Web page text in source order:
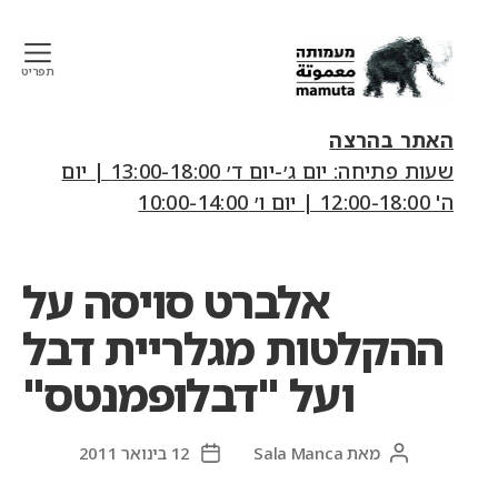
art
&
research
center
תפריט
האתר בהרצה
שעות פתיחה: יום ג׳-יום ד׳ 13:00-18:00 | יום
ה' 12:00-18:00 | יום ו׳ 10:00-14:00
אלברט סויסה על
ההקלטות מגלריית דבל
ועל "דבלופמנטס"
המחבר
מאת Sala Manca
תאריך
12 בינואר 2011